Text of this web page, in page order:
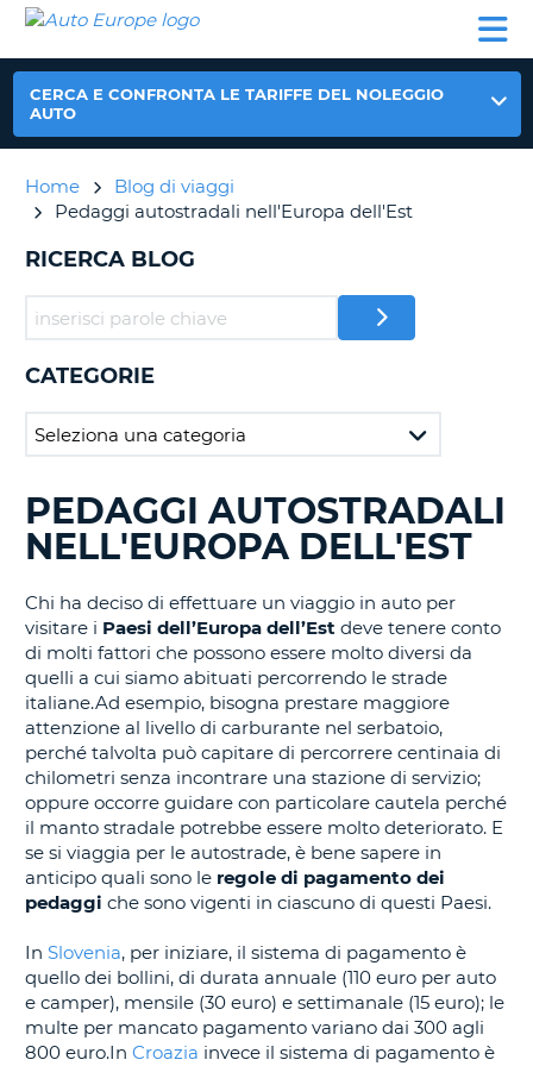
NOLEGGIO
NOLEGGIO
AUTO
EUROPE
NOLEGGIO
CAMPER
PARTNER
AIUTO
MIO
GESTISCI
ITALIA
CERCA E CONFRONTA LE TARIFFE DEL NOLEGGIO
AUTO
Home
Blog di viaggi
Pedaggi autostradali nell'Europa dell'Est
RICERCA BLOG
CATEGORIE
RICERCA
BLOG
IN
CORSO......
PEDAGGI AUTOSTRADALI
NELL'EUROPA DELL'EST
Chi ha deciso di effettuare un viaggio in auto per
visitare i Paesi dell’Europa dell’Est deve tenere conto
di molti fattori che possono essere molto diversi da
quelli a cui siamo abituati percorrendo le strade
italiane.Ad esempio, bisogna prestare maggiore
attenzione al livello di carburante nel serbatoio,
perché talvolta può capitare di percorrere centinaia di
chilometri senza incontrare una stazione di servizio;
oppure occorre guidare con particolare cautela perché
il manto stradale potrebbe essere molto deteriorato. E
se si viaggia per le autostrade, è bene sapere in
anticipo quali sono le regole di pagamento dei
pedaggi che sono vigenti in ciascuno di questi Paesi.
In Slovenia, per iniziare, il sistema di pagamento è
quello dei bollini, di durata annuale (110 euro per auto
e camper), mensile (30 euro) e settimanale (15 euro); le
multe per mancato pagamento variano dai 300 agli
800 euro.In Croazia invece il sistema di pagamento è